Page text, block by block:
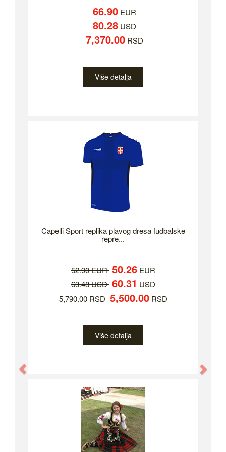
66.90EUR
80.28USD
7,370.00RSD
Više detalja
Capelli Sport replika plavog dresa fudbalske
repre...
52.90 EUR 50.26EUR
63.48 USD 60.31 USD
5,790.00 RSD 5,500.00RSD
Više detalja